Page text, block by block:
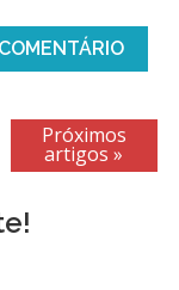
Próximos
artigos »